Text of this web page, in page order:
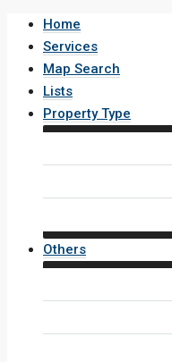
Home
Services
Map Search
Lists
Property Type
Others